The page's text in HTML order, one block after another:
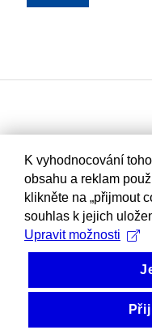
K vyhodnocování
obsahu a reklam
klikněte na „přijmout
souhlas k jejich
Upravit možnosti